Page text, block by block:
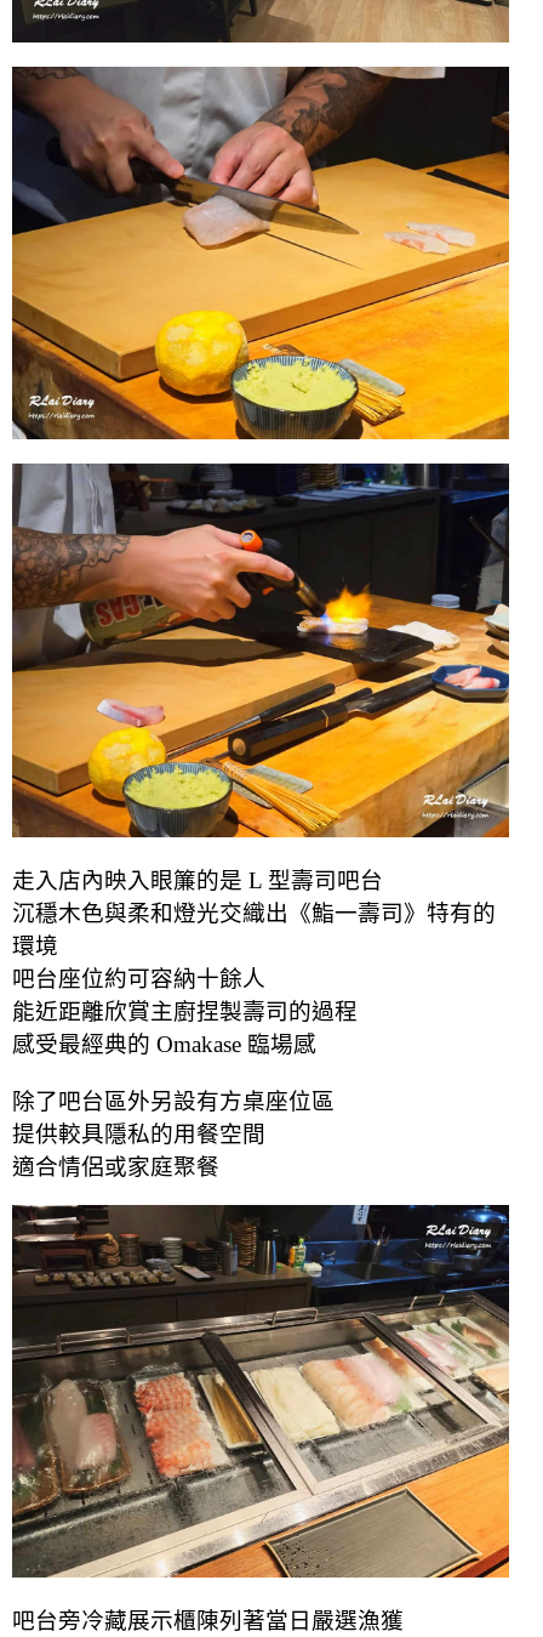
走入店內映入眼簾的是 L 型壽司吧台
沉穩木色與柔和燈光交織出《鮨一壽司》特有的
環境
吧台座位約可容納十餘人
能近距離欣賞主廚捏製壽司的過程
感受最經典的 Omakase 臨場感
除了吧台區外另設有方桌座位區
提供較具隱私的用餐空間
適合情侶或家庭聚餐
吧台旁冷藏展示櫃陳列著當日嚴選漁獲